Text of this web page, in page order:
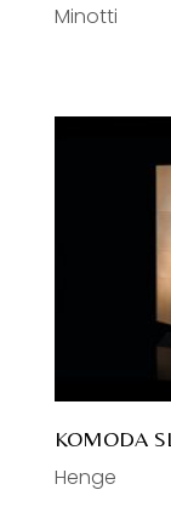
Minotti
KOMODA
Henge